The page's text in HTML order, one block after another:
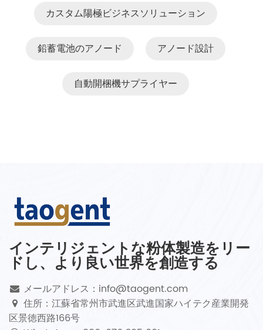
カスタム陽極ビジネスソリューション
鉛蓄電池のアノード アノード設計
自動開梱機サプライヤー
インテリジェントな粉体製造をリー
ドし、より良い世界を創造する
メールアドレス：info@taogent.com
住所：江蘇省常州市武進区武進国家ハイテク産業開発
区景徳西路166号